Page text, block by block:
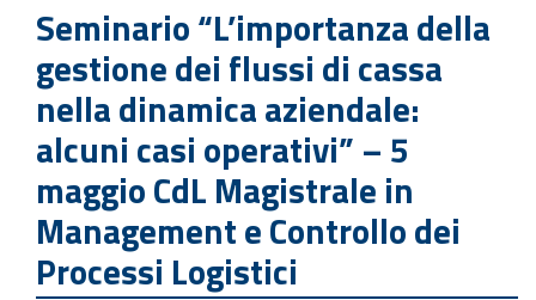
Seminario “L’importanza della
gestione dei flussi di cassa
nella dinamica aziendale:
alcuni casi operativi” – 5
maggio CdL Magistrale in
Management e Controllo dei
Processi Logistici